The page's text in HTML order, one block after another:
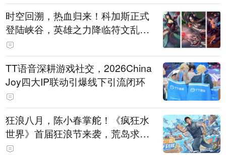
时空回溯，热血归来！科加斯正式
登陆峡谷，英雄之力降临符文乱
斗！
TT语音深耕游戏社交，2026China
Joy四大IP联动引爆线下引流闭环
狂浪八月，陈小春掌舵！《疯狂水
世界》首届狂浪节来袭，荒岛求生
直播即将开启